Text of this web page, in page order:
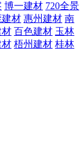
博一建材 720全景
建材 惠州建材 南
材 百色建材 玉林
材 梧州建材 桂林